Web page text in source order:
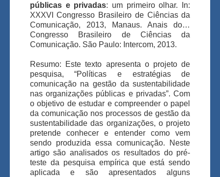
públicas e privadas: um primeiro olhar. In:
XXXVI Congresso Brasileiro de Ciências da
Comunicação, 2013, Manaus. Anais do…
Congresso Brasileiro de Ciências da
Comunicação. São Paulo: Intercom, 2013.
Resumo: Este texto apresenta o projeto de
pesquisa, “Políticas e estratégias de
comunicação na gestão da sustentabilidade
nas organizações públicas e privadas”. Com
o objetivo de estudar e compreender o papel
da comunicação nos processos de gestão da
sustentabilidade das organizações, o projeto
pretende conhecer e entender como vem
sendo produzida essa comunicação. Neste
artigo são analisados os resultados do pré-
teste da pesquisa empírica que está sendo
aplicada e são apresentados alguns